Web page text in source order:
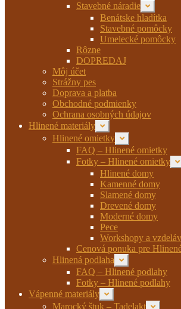
Stavebné náradie Rozbaliť
podradené
menu
Benátske hladítka
Stavebné pomôcky
Umelecké pomôcky
Rôzne
DOPREDAJ
Môj účet
Strážny pes
Doprava a platba
Obchodné podmienky
Ochrana osobných údajov
Hlinené materiály Rozbaliť
podradené
menu
Hlinené omietky Rozbaliť
podradené
menu
FAQ – Hlinené omietky
Fotky – Hlinené omietky
Hlinené domy
Kamenné domy
Slamené domy
Drevené domy
Moderné domy
Pece
Workshopy a
Cenová ponuka pre
Hlinená podlaha Rozbaliť
podradené
menu
FAQ – Hlinené podlahy
Fotky – Hlinené podlahy
Vápenné materiály Rozbaliť
podradené
Marocký štuk – Tadelakt Rozbaliť